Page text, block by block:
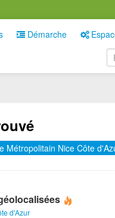
Démarche
Métropolitain Nice Côte
d'Azur